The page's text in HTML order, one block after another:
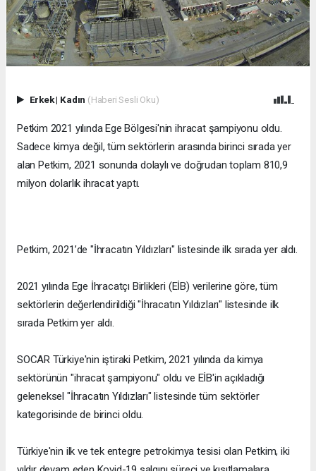
Erkek| Kadın (Haberi Sesli Oku)
Petkim 2021 yılında Ege Bölgesi'nin ihracat şampiyonu oldu.
Sadece kimya değil, tüm sektörlerin arasında birinci sırada yer
alan Petkim, 2021 sonunda dolaylı ve doğrudan toplam 810,9
milyon dolarlık ihracat yaptı.
Petkim, 2021’de "İhracatın Yıldızları" listesinde ilk sırada yer aldı.
2021 yılında Ege İhracatçı Birlikleri (EİB) verilerine göre, tüm
sektörlerin değerlendirildiği "İhracatın Yıldızları" listesinde ilk
sırada Petkim yer aldı.
SOCAR Türkiye'nin iştiraki Petkim, 2021 yılında da kimya
sektörünün "ihracat şampiyonu" oldu ve EİB'in açıkladığı
geleneksel "İhracatın Yıldızları" listesinde tüm sektörler
kategorisinde de birinci oldu.
Türkiye'nin ilk ve tek entegre petrokimya tesisi olan Petkim, iki